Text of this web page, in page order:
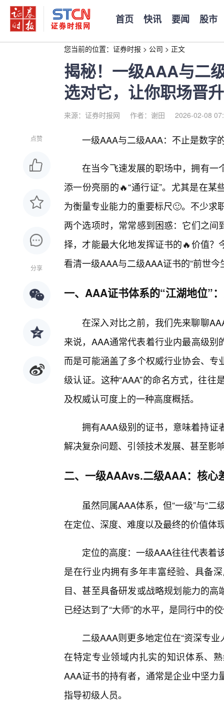
首页 快讯 要闻 股市
您当前的位置： 证券时报 > 公司 > 正文
揭秘！一级AAA与二
选对它，让你职场晋
来源：证券时报网 作者：谢田 2026-02-08
点赞
分享
一级AAA与二级AAA：不止是数字
在当今飞速发展的职场中，拥有一
添一份亮丽的🔥“通行证”。尤其是在
为衡量专业能力的重要标尺🙂。不少求
两个选项时，常常感到困惑：它们之
择，才能最大化地发挥证书的🔥价值
看清一级AAA与二级AAA证书的“前世
一、AAA证书体系的“江湖地位”
在深入对比之前，我们先来聊聊
来说，AAA通常代表着行业内最高级
而是可能涵盖了多个权威行业协会、
级认证。这种“AAA”的命名方式，往
及权威认可度上的一种高度概括。
拥有AAA级别的证书，意味着持证
解决复杂问题、引领技术发展、甚至影
二、一级AAAvs.二级AAA：核心
虽然同属AAA体系，但“一级”与“
在定位、深度、难度以及最终的价值体
定位的高度：一级AAA往往代表着
是在行业内拥有多年丰富经验、具备
目、甚至具备研发或战略规划能力的
已经达到了“大师”的水平，是同行中的
二级AAA则更多地定位在“资深专
在特定专业领域内扎实的知识体系、
AAA证书的持有者，通常是企业中坚
指导初级人员。